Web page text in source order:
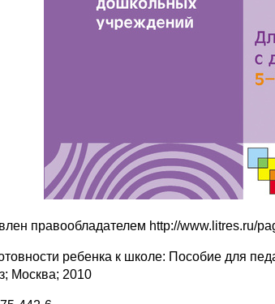
правообладателем http://www.litres.ru/
ребенка к школе: Пособие для
Москва; 2010